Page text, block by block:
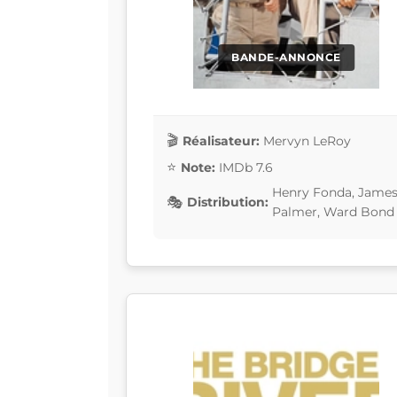
BANDE-ANNONCE
Réalisateur: Mervyn LeRoy
Note: IMDb 7.6
Distribution:
Henry Fonda,
Palmer, Ward Bond